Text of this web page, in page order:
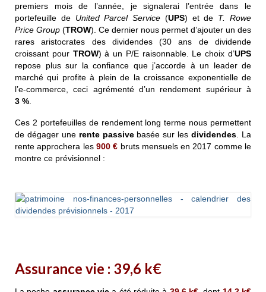
premiers mois de l’année, je signalerai l’entrée dans le
portefeuille de United Parcel Service (UPS) et de T. Rowe
Price Group (TROW). Ce dernier nous permet d’ajouter un des
rares aristocrates des dividendes (30 ans de dividende
croissant pour TROW) à un P/E raisonnable. Le choix d’UPS
repose plus sur la confiance que j’accorde à un leader de
marché qui profite à plein de la croissance exponentielle de
l’e-commerce, ceci agrémenté d’un rendement supérieur à
3 %
Ces 2 portefeuilles de rendement long terme nous permettent
de dégager une rente passivebasée sur lesdividendes . La
rente approchera les 900€ bruts mensuels en 2017 comme le
montre ce prévisionnel :
Assurance vie : 39,6 k€